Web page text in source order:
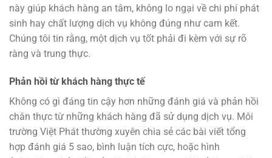
này giúp khách hàng an tâm, không lo ngại về chi phí phát
sinh hay chất lượng dịch vụ không đúng như cam kết.
Chúng tôi tin rằng, một dịch vụ tốt phải đi kèm với sự rõ
ràng và trung thực.
Phản hồi từ khách hàng thực tế
Không có gì đáng tin cậy hơn những đánh giá và phản hồi
chân thực từ những khách hàng đã sử dụng dịch vụ. Môi
trường Việt Phát thường xuyên chia sẻ các bài viết tổng
hợp đánh giá 5 sao, bình luận tích cực, hoặc hình